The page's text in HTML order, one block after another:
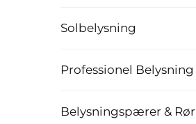
Solbelysning
Professionel Belysning
Belysningspærer & Rør